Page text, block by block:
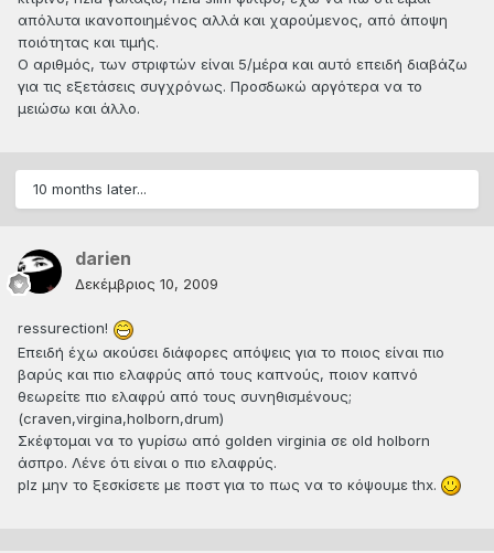
απόλυτα ικανοποιημένος αλλά και χαρούμενος, από άποψη
ποιότητας και τιμής.
Ο αριθμός, των στριφτών είναι 5/μέρα και αυτό επειδή διαβάζω
για τις εξετάσεις συγχρόνως. Προσδωκώ αργότερα να το
μειώσω και άλλο.
10 months later...
darien
Δεκέμβριος 10, 2009
ressurection!
Επειδή έχω ακούσει διάφορες απόψεις για το ποιος είναι πιο
βαρύς και πιο ελαφρύς από τους καπνούς, ποιον καπνό
θεωρείτε πιο ελαφρύ από τους συνηθισμένους;
(craven,virgina,holborn,drum)
Σκέφτομαι να το γυρίσω από golden virginia σε old holborn
άσπρο. Λένε ότι είναι ο πιο ελαφρύς.
plz μην το ξεσκίσετε με ποστ για το πως να το κόψουμε thx.